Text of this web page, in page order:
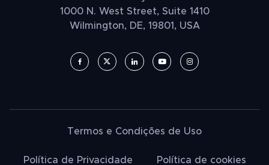
1000 N. West Street, Suite 1410
Wilmington, DE, 19801, USA
Termos e Condições de Uso
Política de Privacidade Política de cookies